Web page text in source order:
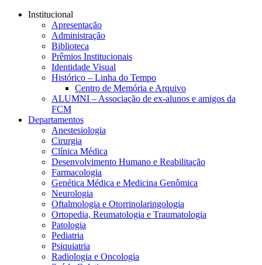
Conteúdo principal
Institucional
Apresentação
Administração
Biblioteca
Prêmios Institucionais
Identidade Visual
Histórico – Linha do Tempo
Centro de Memória e Arquivo
ALUMNI – Associação de ex-alunos e amigos da
FCM
Departamentos
Anestesiologia
Cirurgia
Clínica Médica
Desenvolvimento Humano e Reabilitação
Farmacologia
Genética Médica e Medicina Genômica
Neurologia
Oftalmologia e Otorrinolaringologia
Ortopedia, Reumatologia e Traumatologia
Patologia
Pediatria
Psiquiatria
Radiologia e Oncologia